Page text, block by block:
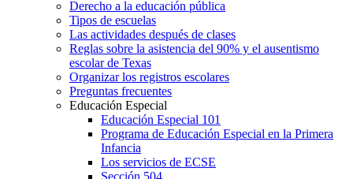
Derecho a la educación pública
Tipos de escuelas
Las actividades después de clases
Reglas sobre la asistencia del 90% y el ausentismo
escolar de Texas
Organizar los registros escolares
Preguntas frecuentes
Educación Especial
Educación Especial 101
Programa de Educación Especial en la Primera
Infancia
Los servicios de ECSE
Sección 504